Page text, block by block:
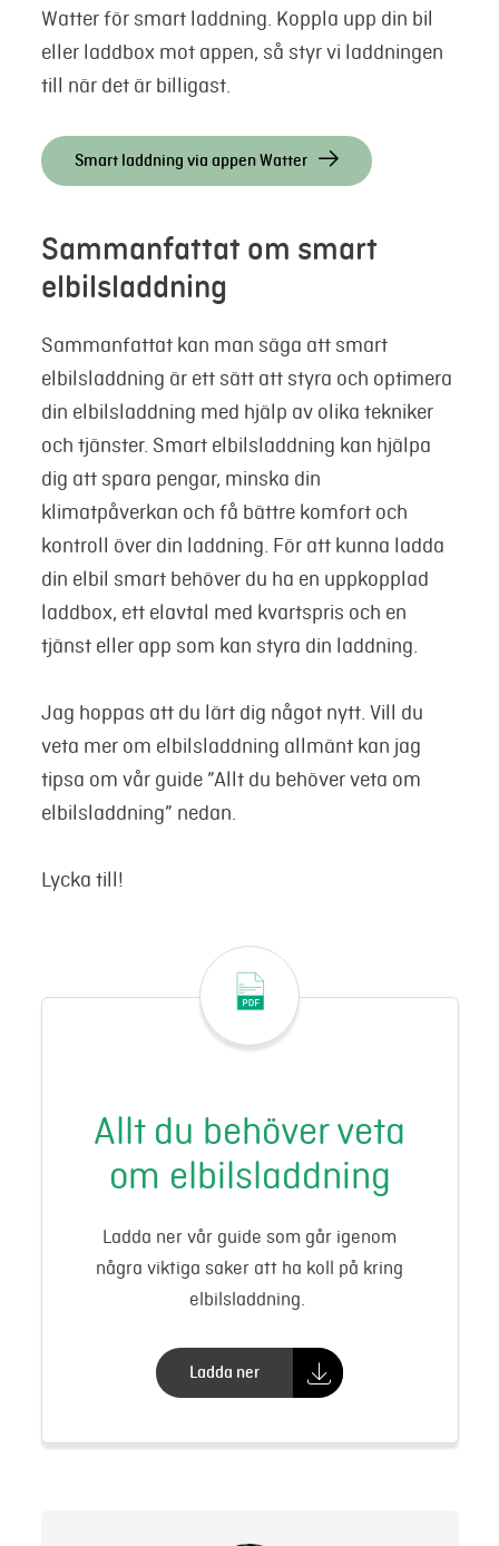
Watter för smart laddning. Koppla upp din bil
eller laddbox mot appen, så styr vi laddningen
till när det är billigast.
Smart laddning via appen Watter
Sammanfattat om smart
elbilsladdning
Sammanfattat kan man säga att smart
elbilsladdning är ett sätt att styra och optimera
din elbilsladdning med hjälp av olika tekniker
och tjänster. Smart elbilsladdning kan hjälpa
dig att spara pengar, minska din
klimatpåverkan och få bättre komfort och
kontroll över din laddning. För att kunna ladda
din elbil smart behöver du ha en uppkopplad
laddbox, ett elavtal med kvartspris och en
tjänst eller app som kan styra din laddning.
Jag hoppas att du lärt dig något nytt. Vill du
veta mer om elbilsladdning allmänt kan jag
tipsa om vår guide ”Allt du behöver veta om
elbilsladdning” nedan.
Lycka till!
Allt du behöver veta
om elbilsladdning
Ladda ner vår guide som går igenom
några viktiga saker att ha koll på kring
elbilsladdning.
Ladda ner